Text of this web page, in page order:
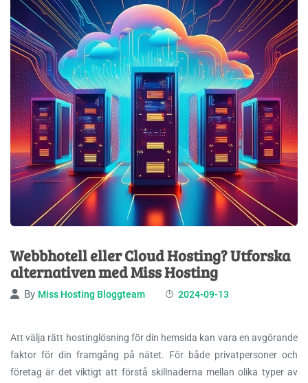
Webbhotell eller Cloud Hosting? Utforska
alternativen med Miss Hosting
By Miss Hosting Bloggteam 2024-09-13
Att välja rätt hostinglösning för din hemsida kan vara en avgörande
faktor för din framgång på nätet. För både privatpersoner och
företag är det viktigt att förstå skillnaderna mellan olika typer av